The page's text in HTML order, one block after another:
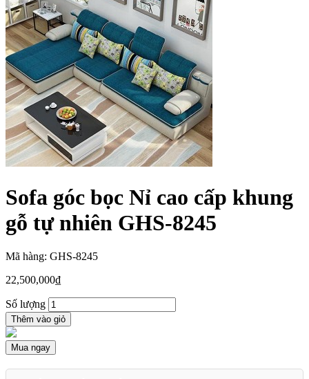
Sofa góc bọc Nỉ cao cấp khung
gỗ tự nhiên GHS-8245
Mã hàng: GHS-8245
22,500,000₫
Số lượng
Thêm vào giỏ
Mua ngay